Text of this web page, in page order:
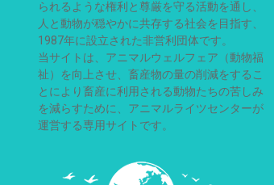
られるような権利と尊厳を守る活動を通し、
人と動物が穏やかに共存する社会を目指す、
1987年に設立された非営利団体です。
当サイトは、アニマルウェルフェア（動物福
祉）を向上させ、畜産物の量の削減をするこ
とにより畜産に利用される動物たちの苦しみ
を減らすために、アニマルライツセンターが
運営する専用サイトです。